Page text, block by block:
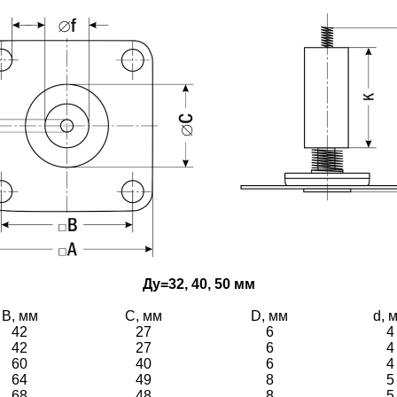
Ду=32, 40, 50 мм
B, мм C, мм D, мм
d,
42
27 6
4
42
27 6
4
60
40 6
4
64
49 8
5